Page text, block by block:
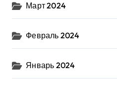
Март 2024
Февраль 2024
Январь 2024